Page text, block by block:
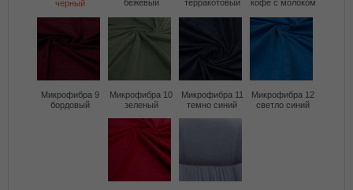
черный
бежевый
терракотовый
кофе с молоком
Микрофибра 9
бордовый
Микрофибра 10
зеленый
Микрофибра 11
темно синий
Микрофибра 12
светло синий